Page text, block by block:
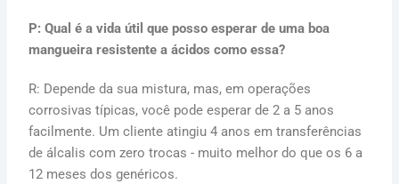
P: Qual é a vida útil que posso esperar de uma boa
mangueira resistente a ácidos como essa?
R: Depende da sua mistura, mas, em operações
corrosivas típicas, você pode esperar de 2 a 5 anos
facilmente. Um cliente atingiu 4 anos em transferências
de álcalis com zero trocas - muito melhor do que os 6 a
12 meses dos genéricos.